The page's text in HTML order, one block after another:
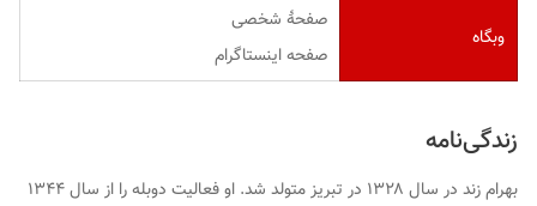
وبگاه
صفحهٔ شخصی
صفحه اینستاگرام
زندگی‌نامه
بهرام زند در سال ۱۳۲۸ در تبریز متولد شد. او فعالیت دوبله را از سال ۱۳۴۴